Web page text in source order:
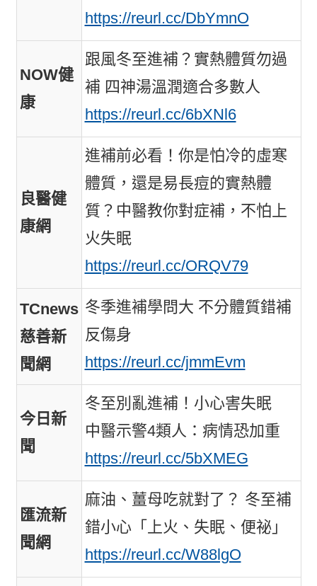
https://reurl.cc/DbYmnO
NOW健
康
跟風冬至進補？實熱體質勿過
補 四神湯溫潤適合多數人
https://reurl.cc/6bXNl6
良醫健
康網
進補前必看！你是怕冷的虛寒
體質，還是易長痘的實熱體
質？中醫教你對症補，不怕上
火失眠
https://reurl.cc/ORQV79
TCnews
慈善新
聞網
冬季進補學問大 不分體質錯補
反傷身
https://reurl.cc/jmmEvm
今日新
聞
冬至別亂進補！小心害失眠
中醫示警4類人：病情恐加重
https://reurl.cc/5bXMEG
匯流新
聞網
麻油、薑母吃就對了？ 冬至補
錯小心「上火、失眠、便祕」
https://reurl.cc/W88lgO